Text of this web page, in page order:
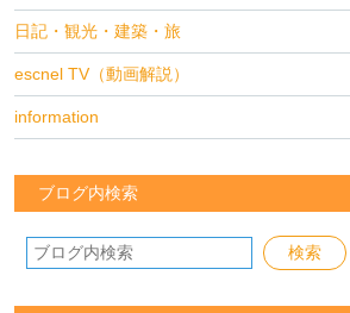
日記・観光・建築・旅
escnel TV（動画解説）
information
ブログ内検索